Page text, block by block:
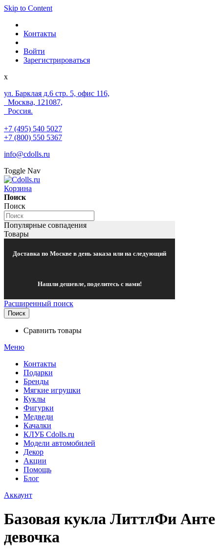
Skip to Content
Контакты
Войти
Зарегистрироваться
x
ул. Барклая д.6 стр. 5, офис 116,
Москва, 121087,
Россия.
+7 (495) 540 5027
+7 (800) 550 5367
info@cdolls.ru
Toggle Nav
Корзина
Поиск
Поиск
Популярные совпадения
Товары
Доставка по Москве в день заказа или на следующий
Нашли дешевле, поделитесь с нами!
Расширенный поиск
Поиск
Сравнить товары
Меню
Контакты
Подарки
Бренды
Мягкие игрушки
Куклы
Фигурки
Медведи
Качалки
КЛУБ Cdolls.ru
Модели автомобилей
Декор
Акции
Помощь
Блог
Аккаунт
Базовая кукла ЛиттлФи Анте
девочка